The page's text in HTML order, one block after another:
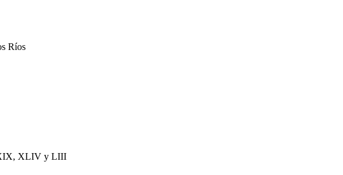
Ríos
XLIV y LIII